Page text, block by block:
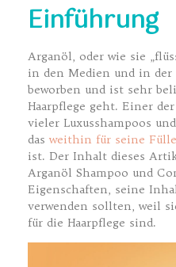
Einführung
Arganöl, oder wie sie
in den Medien und in
beworben und ist sehr
Haarpflege geht. Einer
vieler Luxusshampoos
das weithin für seine
ist. Der Inhalt dieses
Arganöl Shampoo und
Eigenschaften, seine
verwenden sollten, weil
für die Haarpflege sind.